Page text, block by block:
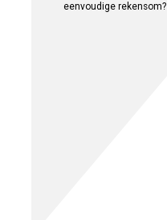
eenvoudige rekensom?